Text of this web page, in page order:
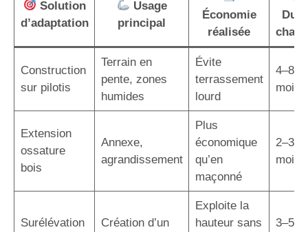
Solution
d’adaptation
Usage
principal
Économie
réalisée
Construction
sur pilotis
Terrain en
pente, zones
humides
Évite
terrassement
lourd
4–8
mois
Extension
ossature
bois
Annexe,
agrandissement
Plus
économique
qu’en
maçonné
2–3
mois
Surélévation
Création d’un
Exploite la
hauteur sans
3–5